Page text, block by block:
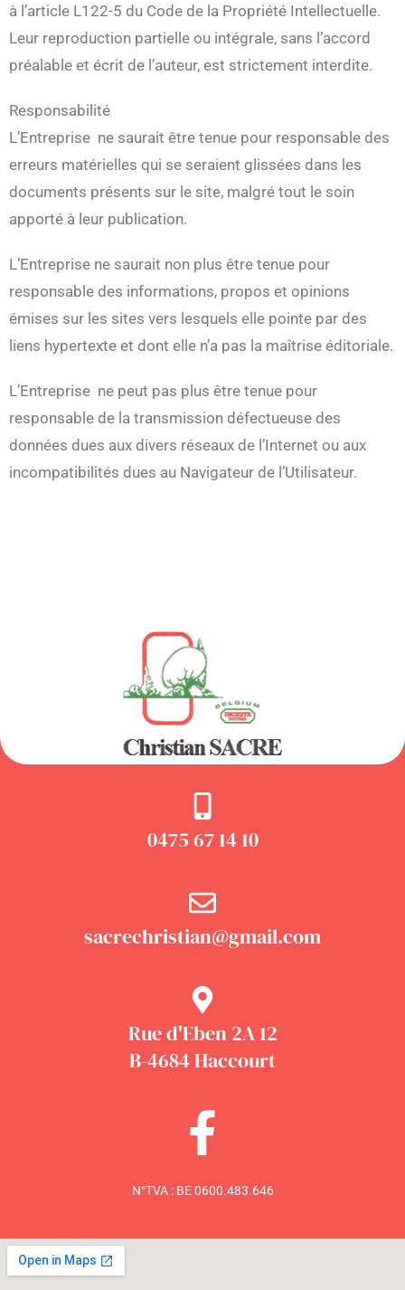
à l’article L122-5 du Code de la Propriété Intellectuelle.
Leur reproduction partielle ou intégrale, sans l’accord
préalable et écrit de l’auteur, est strictement interdite.
Responsabilité
L’Entreprise ne saurait être tenue pour responsable des
erreurs matérielles qui se seraient glissées dans les
documents présents sur le site, malgré tout le soin
apporté à leur publication.
L’Entreprise ne saurait non plus être tenue pour
responsable des informations, propos et opinions
émises sur les sites vers lesquels elle pointe par des
liens hypertexte et dont elle n’a pas la maîtrise éditoriale.
L’Entreprise ne peut pas plus être tenue pour
responsable de la transmission défectueuse des
données dues aux divers réseaux de l’Internet ou aux
incompatibilités dues au Navigateur de l’Utilisateur.
0475 67 14 10
sacrechristian@gmail.com
Rue d'Eben 2A 12
B-4684 Haccourt
N°TVA : BE 0600.483.646